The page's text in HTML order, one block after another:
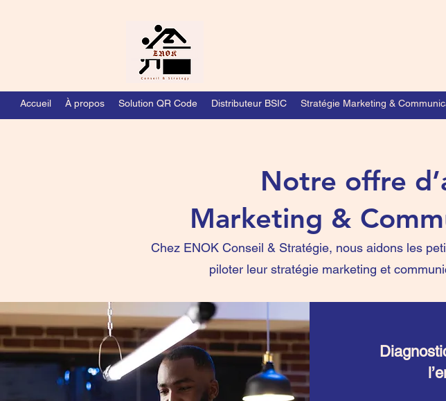
Accueil À propos Solution QR Code Distributeur BSIC Stratégie Marketing &
Notre offre
Marketing &
Chez ENOK Conseil & Stratégie, nous aidons les
piloter leur stratégie marketing et